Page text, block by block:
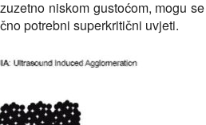
niskom gustoćom, mogu se
potrebni superkritični uvjeti.